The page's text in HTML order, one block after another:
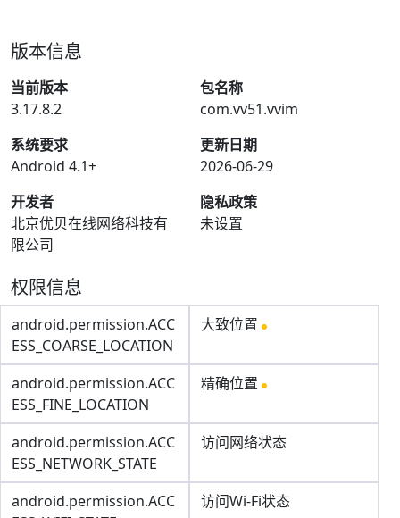
版本信息
当前版本
3.17.8.2
包名称
com.vv51.vvim
系统要求
Android 4.1+
更新日期
2026-06-29
开发者
北京优贝在线网络科技有
限公司
隐私政策
未设置
权限信息
android.permission.ACC
ESS_COARSE_LOCATION
大致位置
android.permission.ACC
ESS_FINE_LOCATION
精确位置
android.permission.ACC
ESS_NETWORK_STATE
访问网络状态
android.permission.ACC
访问Wi-Fi状态